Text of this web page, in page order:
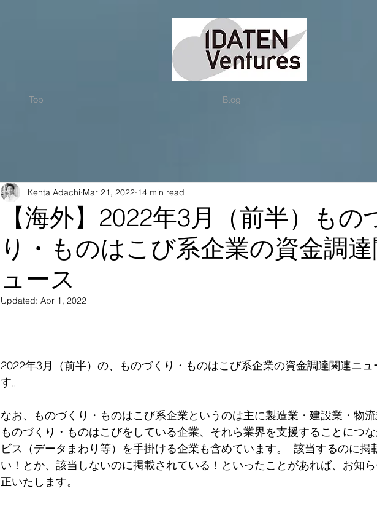
Top Blog
【海外】2022年3月（前半）もの
り・ものはこび系企業の資金調
ュース
Kenta Adachi Mar 21, 2022 14 min read
Updated: Apr 1, 2022
2022年3月（前半）の、ものづくり・ものはこび系企業の資金調達関連ニ
す。
なお、ものづくり・ものはこび系企業というのは主に製造業・建設業・物
ものづくり・ものはこびをしている企業、それら業界を支援することにつ
ビス（データまわり等）を手掛ける企業も含めています。  該当するのに掲
い！とか、該当しないのに掲載されている！といったことがあれば、お知
正いたします。